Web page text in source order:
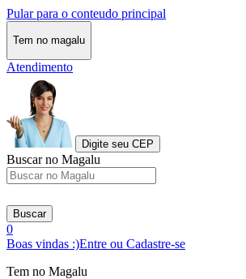
Pular para o conteudo principal
Tem no magalu
Atendimento
Digite seu CEP
Buscar no Magalu
Buscar
0
Boas vindas :)Entre ou Cadastre-se
Tem no Magalu